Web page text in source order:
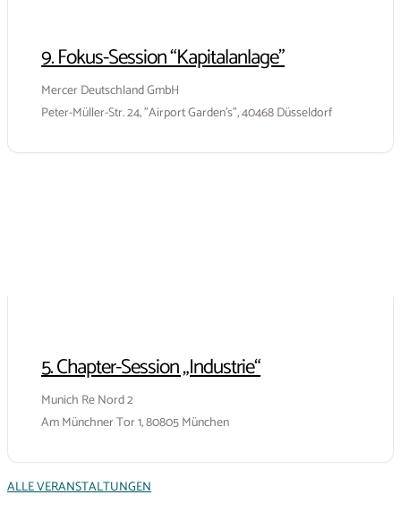
9. Fokus-Session “Kapitalanlage”
Mercer Deutschland GmbH
Peter-Müller-Str. 24, "Airport Garden's", 40468 Düsseldorf
5. Chapter-Session „Industrie“
Munich Re Nord 2
Am Münchner Tor 1, 80805 München
ALLE VERANSTALTUNGEN